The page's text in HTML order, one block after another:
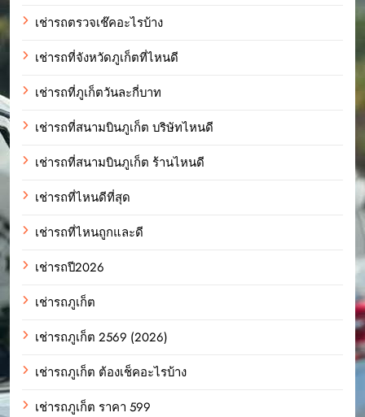
เช่ารถตรวจเช๊คอะไรบ้าง
เช่ารถที่จังหวัดภูเก็ตที่ไหนดี
เช่ารถที่ภูเก็ตวันละกี่บาท
เช่ารถที่สนามบินภูเก็ต บริษัทไหนดี
เช่ารถที่สนามบินภูเก็ต ร้านไหนดี
เช่ารถที่ไหนดีที่สุด
เช่ารถที่ไหนถูกและดี
เช่ารถปี2026
เช่ารถภูเก็ต
เช่ารถภูเก็ต 2569 (2026)
เช่ารถภูเก็ต ต้องเช็คอะไรบ้าง
เช่ารถภูเก็ต ราคา 599